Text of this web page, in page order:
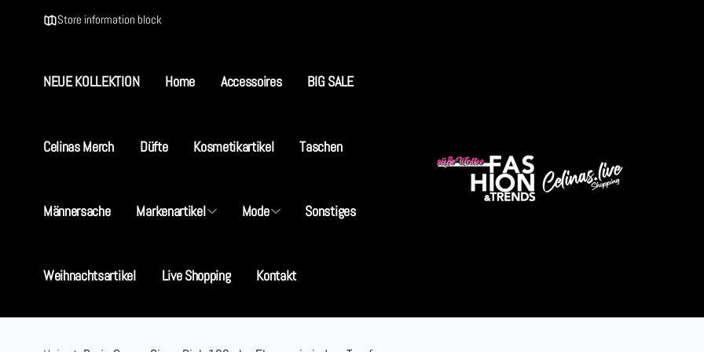
Store information block
NEUE KOLLEKTION Home Accessoires BIG SALE
Celinas Merch Düfte Kosmetikartikel Taschen
Männersache Markenartikel Mode Sonstiges
Weihnachtsartikel Live Shopping Kontakt
Süsse Wolke Fashion & Trends